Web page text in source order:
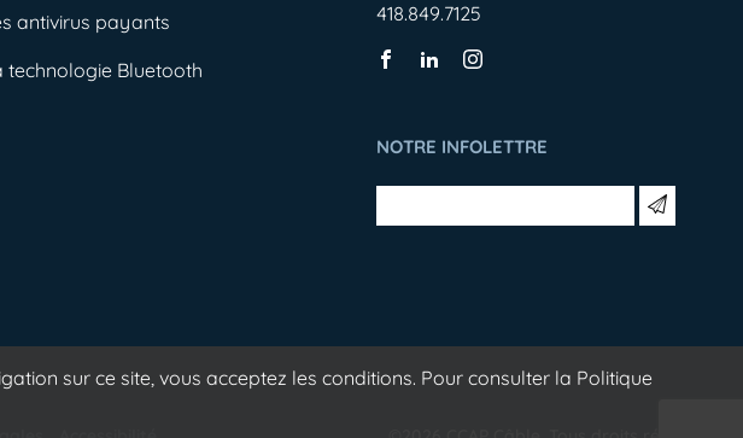
antivirus payants
technologie Bluetooth
418.849.7125
NOTRE INFOLETTRE
sur ce site, vous acceptez les conditions. Pour consulter la Politique